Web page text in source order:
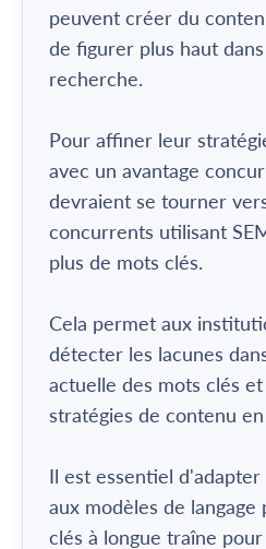
peuvent créer du
de figurer plus haut
recherche.
Pour affiner leur
avec un avantage
devraient se tourner
concurrents utilisant
plus de mots clés.
Cela permet aux
détecter les lacunes
actuelle des mots clés
stratégies de contenu
Il est essentiel
aux modèles de langage
clés à longue traîne